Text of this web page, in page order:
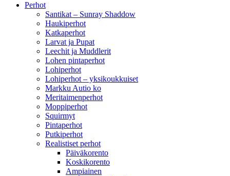
Perhot
Santikat – Sunray Shaddow
Haukiperhot
Katkaperhot
Larvat ja Pupat
Leechit ja Muddlerit
Lohen pintaperhot
Lohiperhot
Lohiperhot – yksikoukkuiset
Markku Autio ko
Meritaimenperhot
Moppiperhot
Squirmyt
Pintaperhot
Putkiperhot
Realistiset perhot
Päiväkorento
Koskikorento
Ampiainen